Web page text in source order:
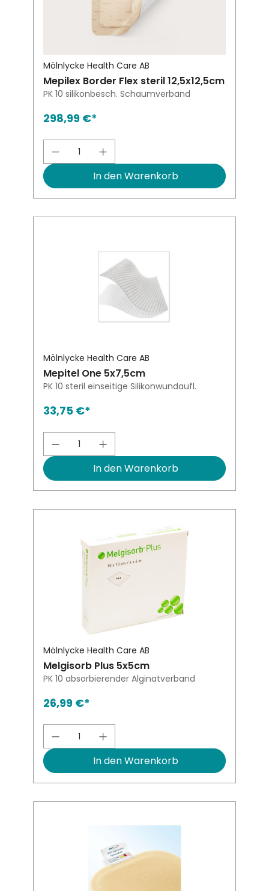
Mölnlycke Health Care AB
Mepilex Border Flex steril 12,5x12,5cm
PK 10 silikonbesch. Schaumverband
298,99 €*
Produkt Anzahl: Gib den
In den Warenkorb
Mölnlycke Health Care AB
Mepitel One 5x7,5cm
PK 10 steril einseitige Silikonwundaufl.
33,75 €*
Produkt Anzahl: Gib den
In den Warenkorb
Mölnlycke Health Care AB
Melgisorb Plus 5x5cm
PK 10 absorbierender Alginatverband
26,99 €*
Produkt Anzahl: Gib den
In den Warenkorb